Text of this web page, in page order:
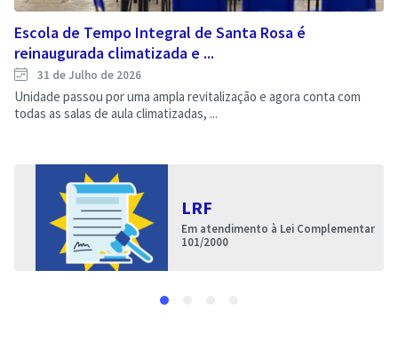
Escola de Tempo Integral de Santa Rosa é
reinaugurada climatizada e ...
31 de Julho de 2026
Unidade passou por uma ampla revitalização e agora conta com
todas as salas de aula climatizadas, ...
LRF
Em atendimento à Lei Complementar
101/2000